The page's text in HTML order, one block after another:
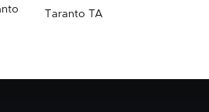
Taranto TA